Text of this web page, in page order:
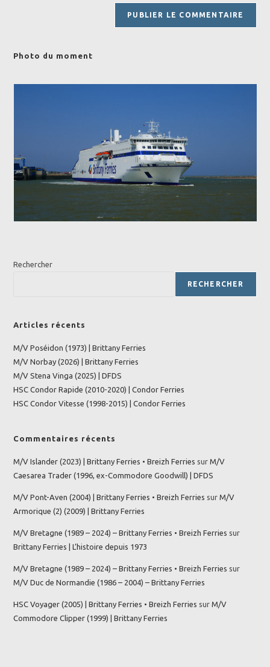
Photo du moment
Rechercher
RECHERCHER
Articles récents
M/V Poséidon (1973) | Brittany Ferries
M/V Norbay (2026) | Brittany Ferries
M/V Stena Vinga (2025) | DFDS
HSC Condor Rapide (2010-2020) | Condor Ferries
HSC Condor Vitesse (1998-2015) | Condor Ferries
Commentaires récents
M/V Islander (2023) | Brittany Ferries • Breizh Ferries surM/V
Caesarea Trader (1996, ex-Commodore Goodwill) | DFDS
M/V Pont-Aven (2004) | Brittany Ferries • Breizh Ferries surM/V
Armorique (2) (2009) | Brittany Ferries
M/V Bretagne (1989 – 2024) – Brittany Ferries • Breizh Ferries sur
Brittany Ferries | L’histoire depuis 1973
M/V Bretagne (1989 – 2024) – Brittany Ferries • Breizh Ferries sur
M/V Duc de Normandie (1986 – 2004) – Brittany Ferries
HSC Voyager (2005) | Brittany Ferries • Breizh Ferries surM/V
Commodore Clipper (1999) | Brittany Ferries